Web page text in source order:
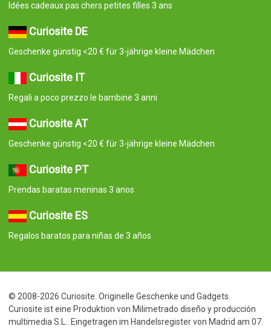
Idées cadeaux pas chers petites filles 3 ans
Curiosite DE
Geschenke günstig <20 € für 3-jährige kleine Mädchen
Curiosite IT
Regali a poco prezzo le bambine 3 anni
Curiosite AT
Geschenke günstig <20 € für 3-jährige kleine Mädchen
Curiosite PT
Prendas baratas meninas 3 anos
Curiosite ES
Regalos baratos para niñas de 3 años
© 2008-2026 Curiosite. Originelle Geschenke und Gadgets.
Curiosite ist eine Produktion von Milimetrado diseño y producción
multimedia S.L.. Eingetragen im Handelsregister von Madrid am 07.